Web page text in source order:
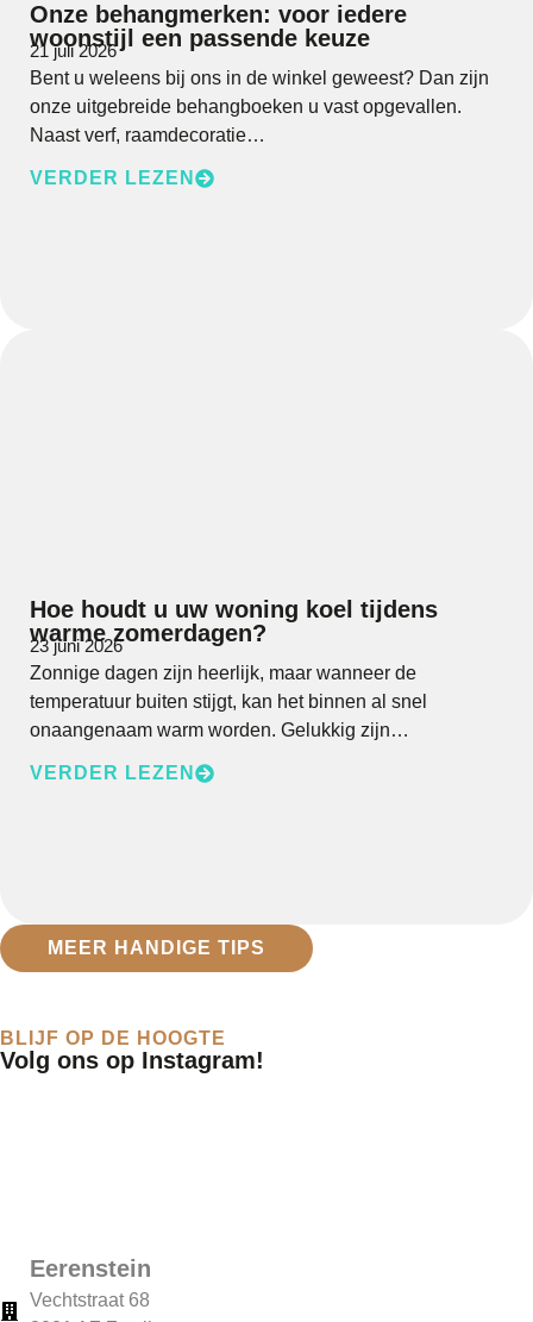
Onze behangmerken: voor iedere
woonstijl een passende keuze
21 juli 2026
Bent u weleens bij ons in de winkel geweest? Dan zijn
onze uitgebreide behangboeken u vast opgevallen.
Naast verf, raamdecoratie…
VERDER LEZEN
Hoe houdt u uw woning koel tijdens
warme zomerdagen?
23 juni 2026
Zonnige dagen zijn heerlijk, maar wanneer de
temperatuur buiten stijgt, kan het binnen al snel
onaangenaam warm worden. Gelukkig zijn…
VERDER LEZEN
MEER HANDIGE TIPS
BLIJF OP DE HOOGTE
Volg ons op Instagram!
Eerenstein
Vechtstraat 68